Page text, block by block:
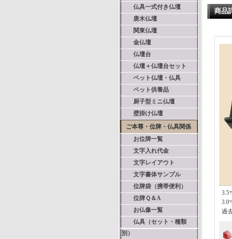
仏具一式付き仏壇
唐木仏壇
関東仏壇
金仏壇
仏壇台
仏壇＋仏壇台セット
ペット仏壇・仏具
ペット供養品
厨子型ミニ仏壇
壁掛け仏壇
ご本尊・位牌・仏具関係
お位牌一覧
文字入れ代金
文字レイアウト
文字書体サンプル
位牌袋（携帯便利）
位牌Ｑ＆A
お仏像一覧
仏具（セット・種類
別）
商品
3.5
3.0
過